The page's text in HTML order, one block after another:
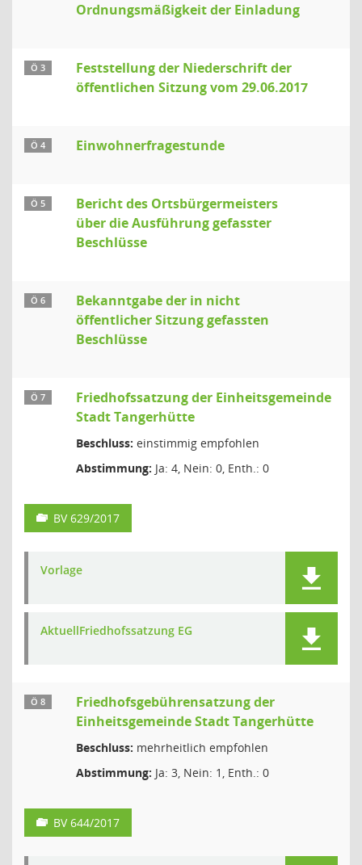
Ordnungsmäßigkeit der Einladung
Ö 3
Feststellung der Niederschrift der
öffentlichen Sitzung vom 29.06.2017
Ö 4 Einwohnerfragestunde
Ö 5
Bericht des Ortsbürgermeisters
über die Ausführung gefasster
Beschlüsse
Ö 6
Bekanntgabe der in nicht
öffentlicher Sitzung gefassten
Beschlüsse
Ö 7
Friedhofssatzung der Einheitsgemeinde
Stadt Tangerhütte
Beschluss: einstimmig empfohlen
Abstimmung: Ja: 4, Nein: 0, Enth.: 0
BV 629/2017
Vorlage
AktuellFriedhofssatzung EG
Ö 8
Friedhofsgebührensatzung der
Einheitsgemeinde Stadt Tangerhütte
Beschluss: mehrheitlich empfohlen
Abstimmung: Ja: 3, Nein: 1, Enth.: 0
BV 644/2017